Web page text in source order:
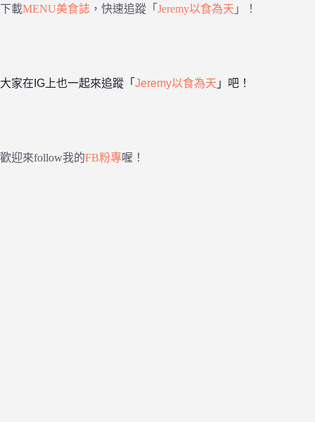
下載MENU美食誌 ，快速追蹤「 Jeremy以食為天 」！
大家在IG上也一起來追蹤「 Jeremy以食為天 」吧！
歡迎來follow我的FB粉專喔！